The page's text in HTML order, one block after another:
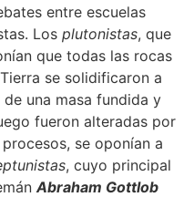
entre escuelas
Los plutonistas, que
que todas las rocas
se solidificaron a
una masa fundida y
fueron alteradas por
se oponían a
, cuyo principal
Abraham Gottlob